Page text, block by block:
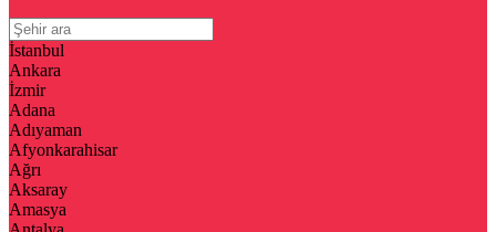
İstanbul
Ankara
İzmir
Adana
Adıyaman
Afyonkarahisar
Ağrı
Aksaray
Amasya